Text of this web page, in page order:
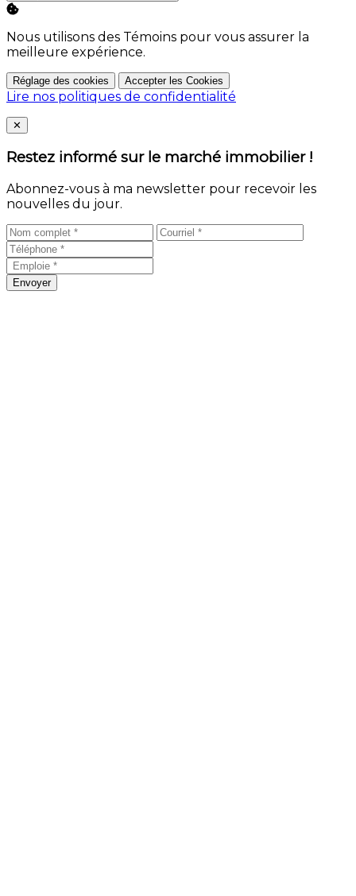
Nous utilisons des Témoins pour vous assurer la
meilleure expérience.
Réglage des cookies Accepter les Cookies
Lire nos politiques de confidentialité
Close
✕
Restez informé sur le marché immobilier !
Abonnez-vous à ma newsletter pour recevoir les
nouvelles du jour.
Envoyer